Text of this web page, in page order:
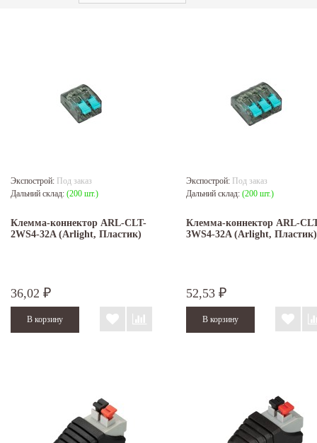
Экспострой: Под заказ
Дальний склад: (200 шт.)
Клемма-коннектор ARL-CLT-
2WS4-32A (Arlight, Пластик)
36,02 ₽
Экспострой: Под заказ
Дальний склад: (200 шт.)
Клемма-коннектор ARL-
3WS4-32A (Arlight, Пластик)
52,53 ₽